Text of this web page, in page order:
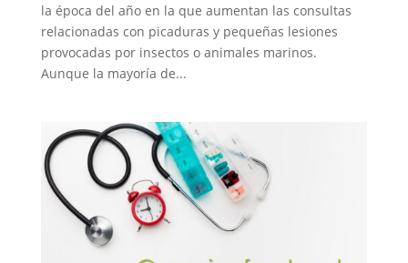
la época del año en la que aumentan las consultas
relacionadas con picaduras y pequeñas lesiones
provocadas por insectos o animales marinos.
Aunque la mayoría de...